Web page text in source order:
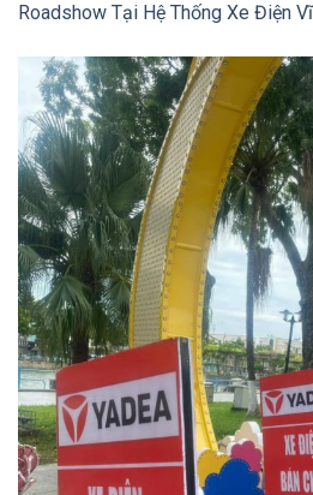
Roadshow Tại Hệ Thống Xe Điện